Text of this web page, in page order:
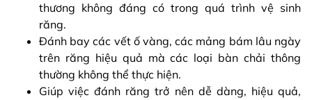
thương không đáng có trong quá trình vệ sinh
răng.
Đánh bay các vết ố vàng, các mảng bám lâu ngày
trên răng hiệu quả mà các loại bàn chải thông
thường không thể thực hiện.
Giúp việc đánh răng trở nên dễ dàng, hiệu quả,